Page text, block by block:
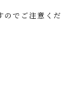
のでご注意くだ